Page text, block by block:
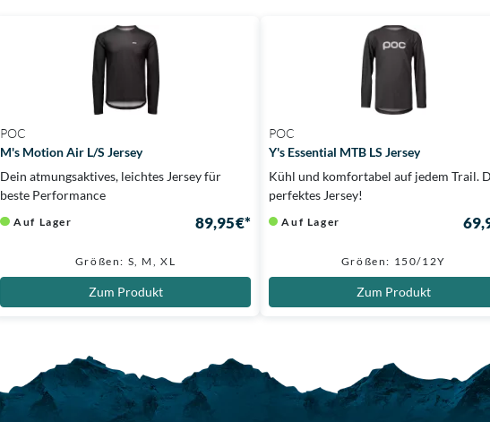
POC
M's Motion Air L/S Jersey
Dein atmungsaktives, leichtes Jersey für
beste Performance
Auf Lager 89,95 €*
Größen: S, M, XL
Zum Produkt
POC
Y's Essential MTB LS Jersey
Kühl und komfortabel auf jedem Trail.
perfektes Jersey!
Auf Lager
Größen: 150/12Y
Zum Produkt